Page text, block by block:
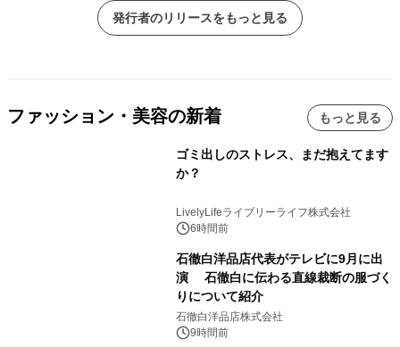
発行者のリリースをもっと見る
ファッション・美容の新着 もっと見る
ゴミ出しのストレス、まだ抱えてます
か？
LivelyLifeライブリーライフ株式会社
6時間前
石徹白洋品店代表がテレビに9月に出
演 石徹白に伝わる直線裁断の服づく
りについて紹介
石徹白洋品店株式会社
9時間前